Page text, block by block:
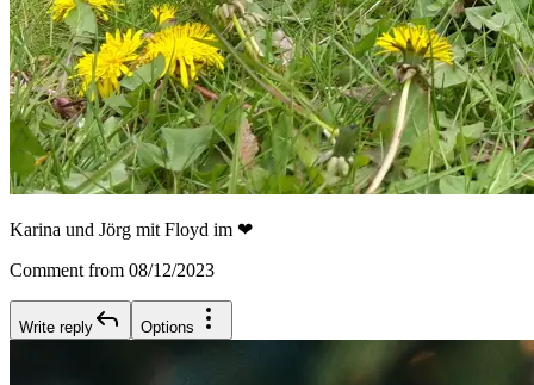
Karina und Jörg mit Floyd im ❤
Comment from 08/12/2023
Write reply Options